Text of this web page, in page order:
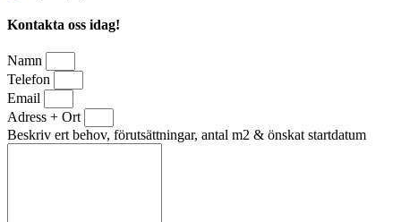
Kontakta oss idag!
Namn
Telefon
Email
Adress + Ort
Beskriv ert behov, förutsättningar, antal m2 & önskat startdatum